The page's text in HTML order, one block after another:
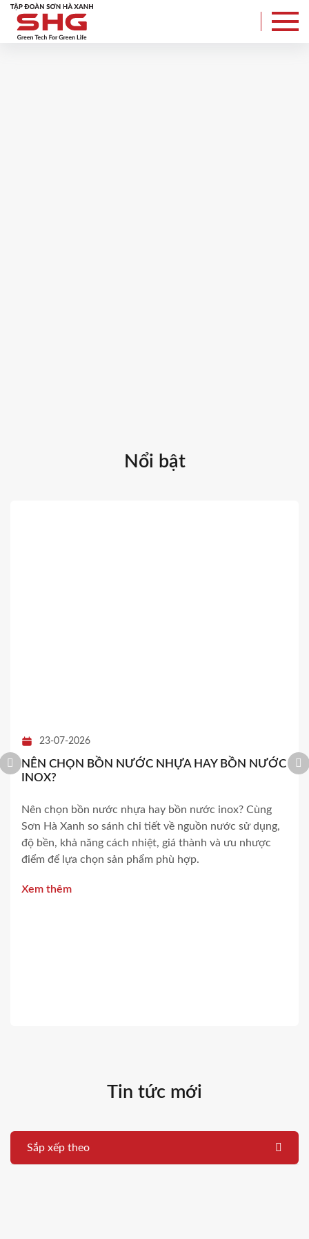
Nổi bật
23-07-2026
NÊN CHỌN BỒN NƯỚC NHỰA HAY BỒN NƯỚC
INOX?
Nên chọn bồn nước nhựa hay bồn nước inox? Cùng
Sơn Hà Xanh so sánh chi tiết về nguồn nước sử dụng,
độ bền, khả năng cách nhiệt, giá thành và ưu nhược
điểm để lựa chọn sản phẩm phù hợp.
Xem thêm
Tin tức mới
Sắp xếp theo